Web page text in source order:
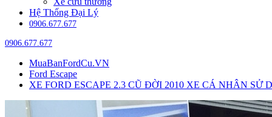
Hệ Thống Đại Lý
0906.677.677
0906.677.677
MuaBanFordCu.VN
Ford Escape
XE FORD ESCAPE 2.3 CŨ ĐỜI 2010 XE CÁ NHÂN SỬ